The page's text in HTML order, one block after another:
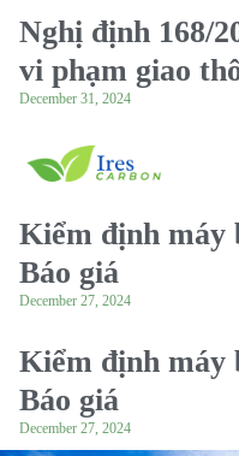
Nghị định 168/
vi phạm giao
December 31, 2024
Kiểm định máy
Báo giá
December 27, 2024
Kiểm định máy
Báo giá
December 27, 2024